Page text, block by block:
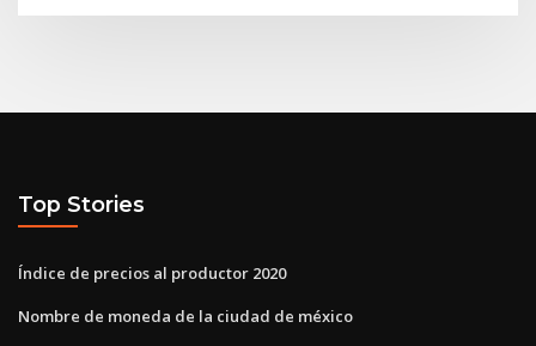
Top Stories
Índice de precios al productor 2020
Nombre de moneda de la ciudad de méxico